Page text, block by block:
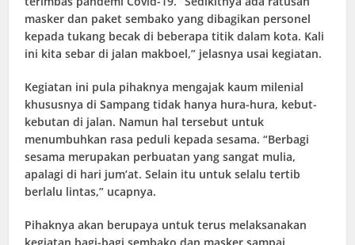
masker dan paket sembako yang dibagikan personel
kepada tukang becak di beberapa titik dalam kota. Kali
ini kita sebar di jalan makboel,” jelasnya usai kegiatan.
Kegiatan ini pula pihaknya mengajak kaum milenial
khususnya di Sampang tidak hanya hura-hura, kebut-
kebutan di jalan. Namun hal tersebut untuk
menumbuhkan rasa peduli kepada sesama. “Berbagi
sesama merupakan perbuatan yang sangat mulia,
apalagi di hari jum’at. Selain itu untuk selalu tertib
berlalu lintas,” ucapnya.
Pihaknya akan berupaya untuk terus melaksanakan